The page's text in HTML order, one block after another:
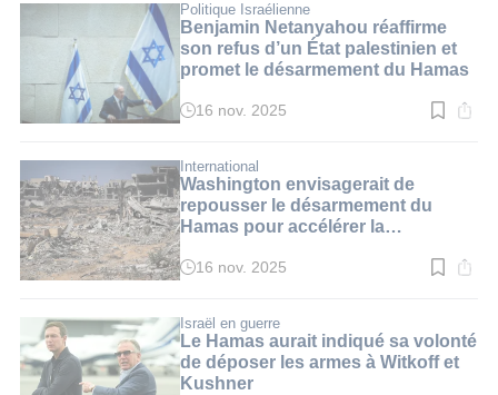
:
3
min.
Politique Israélienne
Benjamin Netanyahou réaffirme
son refus d’un État palestinien et
promet le désarmement du Hamas
Temps
:
3
min.
16 nov. 2025
International
Washington envisagerait de
repousser le désarmement du
Hamas pour accélérer la
Temps
:
4
min.
16 nov. 2025
Israël en guerre
Le Hamas aurait indiqué sa volonté
de déposer les armes à Witkoff et
Kushner